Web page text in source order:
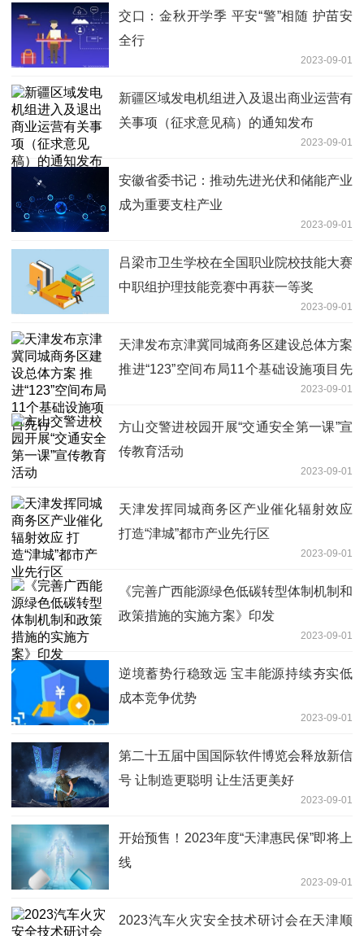
交口：金秋开学季 平安“警”相随 护苗安
全行
2023-09-01
新疆区域发电机组进入及退出商业运营有
关事项（征求意见稿）的通知发布
2023-09-01
安徽省委书记：推动先进光伏和储能产业
成为重要支柱产业
2023-09-01
吕梁市卫生学校在全国职业院校技能大赛
中职组护理技能竞赛中再获一等奖
2023-09-01
天津发布京津冀同城商务区建设总体方案
推进“123”空间布局11个基础设施项目先
2023-09-01
方山交警进校园开展“交通安全第一课”宣
传教育活动
2023-09-01
天津发挥同城商务区产业催化辐射效应
打造“津城”都市产业先行区
2023-09-01
《完善广西能源绿色低碳转型体制机制和
政策措施的实施方案》印发
2023-09-01
逆境蓄势行稳致远 宝丰能源持续夯实低
成本竞争优势
2023-09-01
第二十五届中国国际软件博览会释放新信
号 让制造更聪明 让生活更美好
2023-09-01
开始预售！2023年度“天津惠民保”即将上
线
2023-09-01
2023汽车火灾安全技术研讨会在天津顺